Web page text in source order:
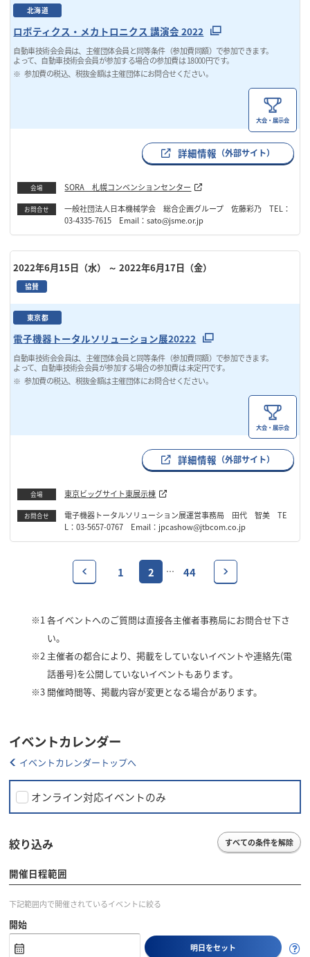
北海道
ロボティクス・メカトロニクス 講演会 2022
自動車技術会会員は、主催団体会員と同等条件（参加費同額）で参加できます。
よって、自動車技術会会員が参加する場合の参加費は 18000円です。
参加費の税込、税抜金額は主催団体にお問合せください。
大会・展示会
詳細情報 （外部サイト）
会場 SORA 札幌コンベンションセンター
お問合せ
一般社団法人日本機械学会 総合企画グループ 佐藤彩乃 TEL：
03-4335-7615 Email：sato@jsme.or.jp
2022年6月15日（水） ～ 2022年6月17日（金）
協賛
東京都
電子機器トータルソリューション展20222
自動車技術会会員は、主催団体会員と同等条件（参加費同額）で参加できます。
よって、自動車技術会会員が参加する場合の参加費は 未定円です。
参加費の税込、税抜金額は主催団体にお問合せください。
大会・展示会
詳細情報 （外部サイト）
会場 東京ビッグサイト東展示棟
お問合せ
電子機器トータルソリューション展運営事務局 田代 智美 TE
L：03-5657-0767 Email：jpcashow@jtbcom.co.jp
1 2 … 44
※1各イベントへのご質問は直接各主催者事務局にお問合せ下さ
い。
※2 主催者の都合により、掲載をしていないイベントや連絡先(電
話番号)を公開していないイベントもあります。
※3 開催時間等、掲載内容が変更となる場合があります。
イベントカレンダー
イベントカレンダートップへ
オンライン対応イベントのみ
絞り込み すべての条件を解除
開催日程範囲
下記範囲内で開催されているイベントに絞る
開始
明日をセット